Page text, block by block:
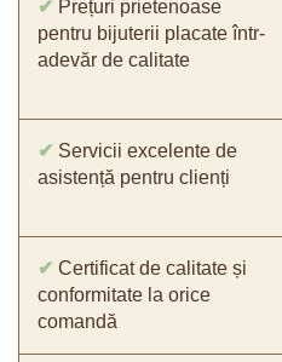
✔ Prețuri prietenoase
pentru bijuterii placate într-
adevăr de calitate
✔ Servicii excelente de
asistență pentru clienți
✔ Certificat de calitate și
conformitate la orice
comandă